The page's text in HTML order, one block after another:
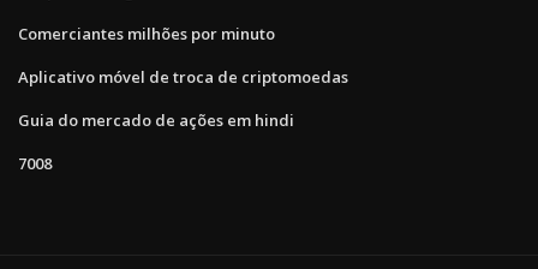
Comerciantes milhões por minuto
Aplicativo móvel de troca de criptomoedas
Guia do mercado de ações em hindi
7008